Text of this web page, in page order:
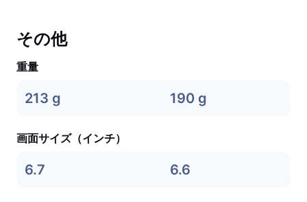
その他
重量
213 g 190 g
画面サイズ（インチ）
6.7 6.6